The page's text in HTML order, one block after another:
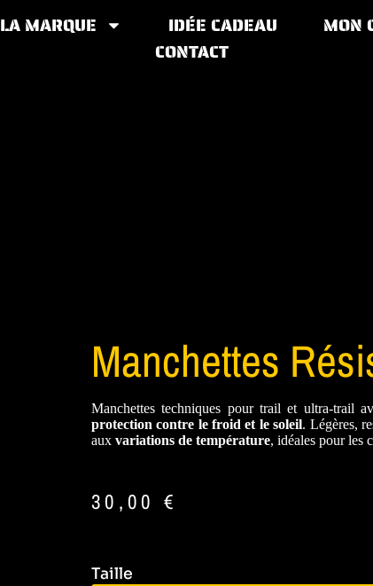
LA MARQUE IDÉE CADEAU MON
CONTACT
Manchettes
Manchettes techniques pour trail et ultra-trail
protection contre le froid et le soleil. Légères,
aux variations de température, idéales pour les
30,00€
Taille